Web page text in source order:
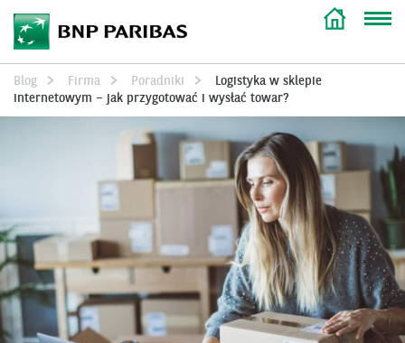
Blog Firma Poradniki
Logistyka w sklepie
internetowym – jak przygotować i wysłać towar?